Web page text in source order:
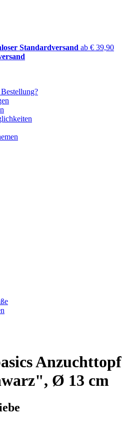
Standardversand ab € 39,90
Anzuchttopf
Ø 13 cm